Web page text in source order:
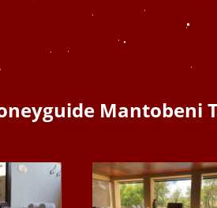
Mantobeni